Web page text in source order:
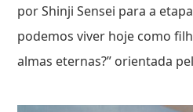
por Shinji Sensei para a
podemos viver hoje como
almas eternas?” orientada